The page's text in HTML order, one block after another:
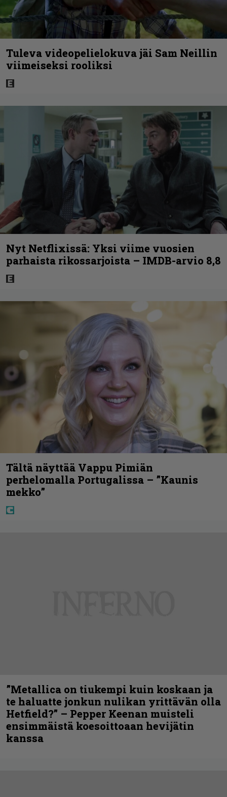
Tuleva videopelielokuva jäi Sam Neillin
viimeiseksi rooliksi
Nyt Netflixissä: Yksi viime vuosien
parhaista rikossarjoista – IMDB-arvio 8,8
Tältä näyttää Vappu Pimiän
perhelomalla Portugalissa – ”Kaunis
mekko”
”Metallica on tiukempi kuin koskaan ja
te haluatte jonkun nulikan yrittävän olla
Hetfield?” – Pepper Keenan muisteli
ensimmäistä koesoittoaan hevijätin
kanssa